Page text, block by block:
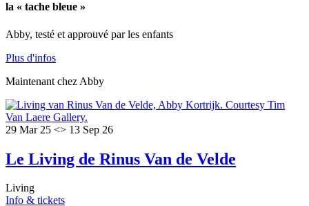
la « tache bleue »
Abby, testé et approuvé par les enfants
Plus d'infos
Maintenant chez Abby
29 Mar 25 <> 13 Sep 26
Le Living de Rinus Van de Velde
Living
Info & tickets